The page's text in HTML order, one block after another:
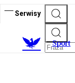
Serwisy
Sport